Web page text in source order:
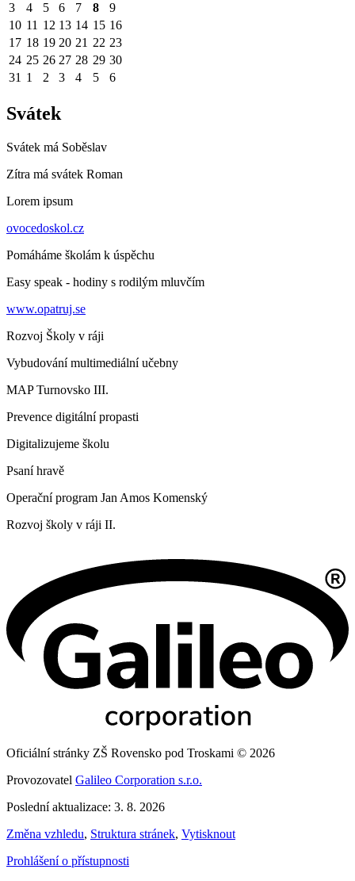
3
4 5 6 7 8
9
10 11 12 13 14 15 16
17 18 19 20 21 22 23
24 25 26 27 28 29 30
31 1 2 3 4 5 6
Svátek
Svátek má Soběslav
Zítra má svátek Roman
Lorem ipsum
ovocedoskol.cz
Pomáháme školám k úspěchu
Easy speak - hodiny s rodilým mluvčím
www.opatruj.se
Rozvoj Školy v ráji
Vybudování multimediální učebny
MAP Turnovsko III.
Prevence digitální propasti
Digitalizujeme školu
Psaní hravě
Operační program Jan Amos Komenský
Rozvoj školy v ráji II.
Oficiální stránky ZŠ Rovensko pod Troskami © 2026
Provozovatel Galileo Corporation s.r.o.
Poslední aktualizace: 3. 8. 2026
Změna vzhledu, Struktura stránek, Vytisknout
Prohlášení o přístupnosti